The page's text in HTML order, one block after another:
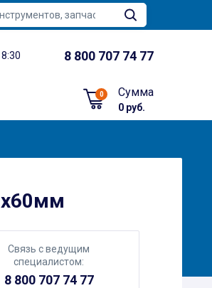
8 800 707 74 77
0 Сумма
0 руб.
Связь с ведущим
специалистом:
8 800 707 74 77